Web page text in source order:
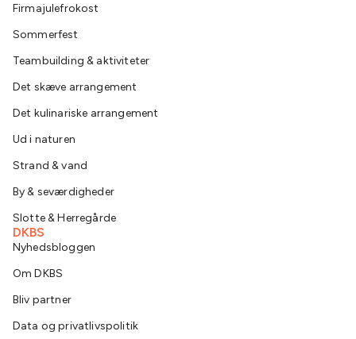
Firmajulefrokost
Sommerfest
Teambuilding & aktiviteter
Det skæve arrangement
Det kulinariske arrangement
Ud i naturen
Strand & vand
By & seværdigheder
Slotte & Herregårde
DKBS
Nyhedsbloggen
Om DKBS
Bliv partner
Data og privatlivspolitik